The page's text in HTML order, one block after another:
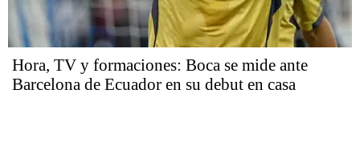
Hora, TV y formaciones: Boca se mide ante
Barcelona de Ecuador en su debut en casa